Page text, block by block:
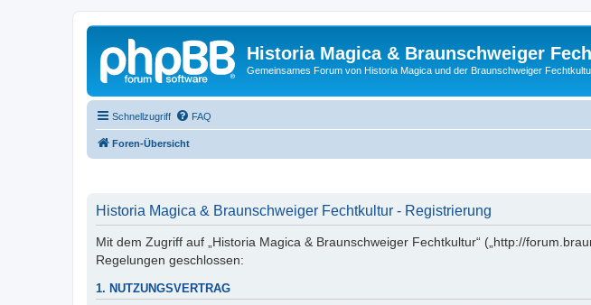
Historia Magica & Braunschweiger
Gemeinsames Forum von Historia Magica und der Braunschweiger
Schnellzugriff FAQ
Foren-Übersicht
Historia Magica & Braunschweiger Fechtkultur - Registrierung
Mit dem Zugriff auf „Historia Magica & Braunschweiger Fechtkultur“ („http://
Regelungen geschlossen:
1. NUTZUNGSVERTRAG